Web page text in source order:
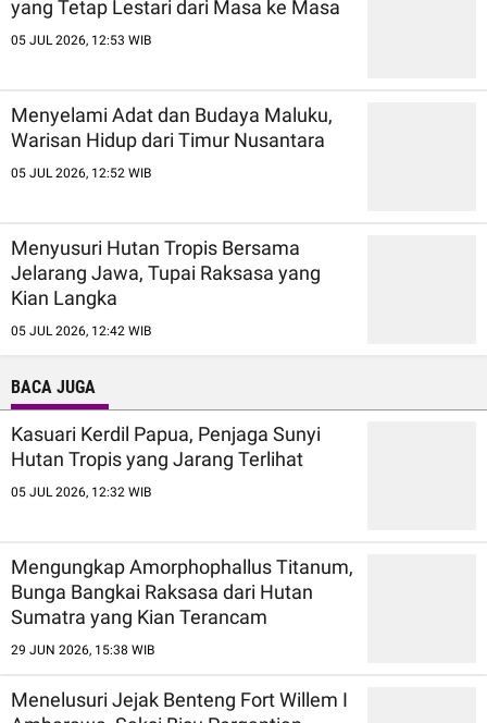
yang Tetap Lestari dari Masa ke Masa
05 JUL 2026, 12:53 WIB
Menyelami Adat dan Budaya Maluku,
Warisan Hidup dari Timur Nusantara
05 JUL 2026, 12:52 WIB
Menyusuri Hutan Tropis Bersama
Jelarang Jawa, Tupai Raksasa yang
Kian Langka
05 JUL 2026, 12:42 WIB
BACA JUGA
Kasuari Kerdil Papua, Penjaga Sunyi
Hutan Tropis yang Jarang Terlihat
05 JUL 2026, 12:32 WIB
Mengungkap Amorphophallus Titanum,
Bunga Bangkai Raksasa dari Hutan
Sumatra yang Kian Terancam
29 JUN 2026, 15:38 WIB
Menelusuri Jejak Benteng Fort Willem I